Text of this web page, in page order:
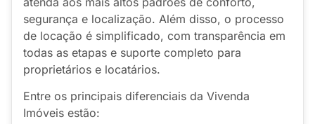
segurança e localização. Além disso, o processo
de locação é simplificado, com transparência em
todas as etapas e suporte completo para
proprietários e locatários.
Entre os principais diferenciais da Vivenda
Imóveis estão: